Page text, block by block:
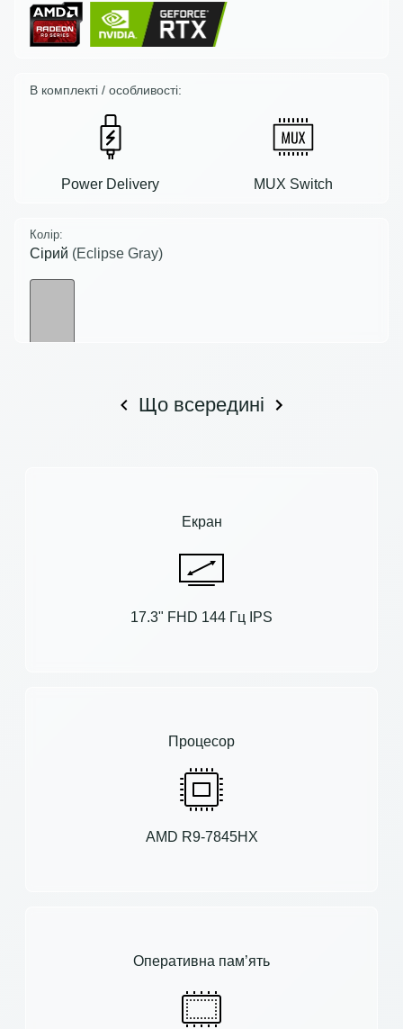
В комплекті / особливості:
Power Delivery MUX Switch
Колір:
Сірий (Eclipse Gray)
Що всередині
Екран
17.3" FHD 144 Гц IPS
Процесор
AMD R9-7845HX
Оперативна пам’ять